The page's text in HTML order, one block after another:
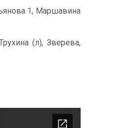
1, Маршавина
(л), Зверева,